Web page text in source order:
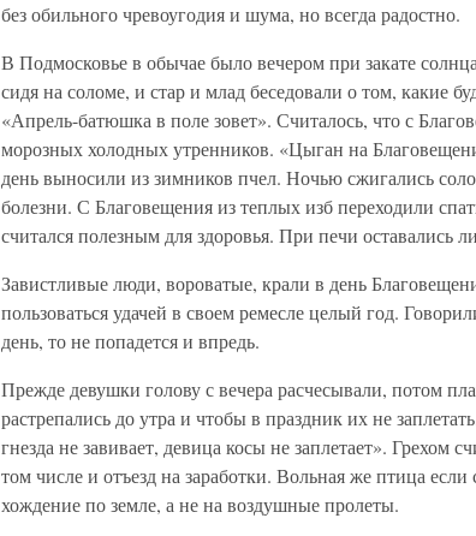
без обильного чревоугодия и шума, но всегда радостно.
В Подмосковье в обычае было вечером при закате
сидя на соломе, и стар и млад беседовали о том, какие
«Апрель-батюшка в поле зовет». Считалось, что с
морозных холодных утренников. «Цыган на
день выносили из зимников пчел. Ночью сжигались
болезни. С Благовещения из теплых изб переходили
считался полезным для здоровья. При печи оставались
Завистливые люди, вороватые, крали в день
пользоваться удачей в своем ремесле целый год.
день, то не попадется и впредь.
Прежде девушки голову с вечера расчесывали, потом
растрепались до утра и чтобы в праздник их не
гнезда не завивает, девица косы не заплетает». Грехом
том числе и отъезд на заработки. Вольная же птица
хождение по земле, а не на воздушные пролеты.